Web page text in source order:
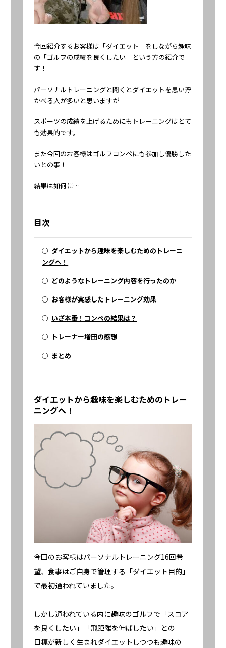
今回紹介するお客様は「ダイエット」をしながら趣味
の「ゴルフの成績を良くしたい」という方の紹介で
す！
パーソナルトレーニングと聞くとダイエットを思い浮
かべる人が多いと思いますが
スポーツの成績を上げるためにもトレーニングはとて
も効果的です。
また今回のお客様はゴルフコンペにも参加し優勝した
いとの事！
結果は如何に…
目次
○ダイエットから趣味を楽しむためのトレーニ
ングへ！
○ どのようなトレーニング内容を行ったのか
○ お客様が実感したトレーニング効果
○ いざ本番！コンペの結果は？
○ トレーナー増田の感想
○ まとめ
ダイエットから趣味を楽しむためのトレー
ニングへ！
今回のお客様はパーソナルトレーニング16回希
望、食事はご自身で管理する「ダイエット目的」
で最初通われていました。
しかし通われている内に趣味のゴルフで「スコア
を良くしたい」「飛距離を伸ばしたい」との
目標が新しく生まれダイエットしつつも趣味の